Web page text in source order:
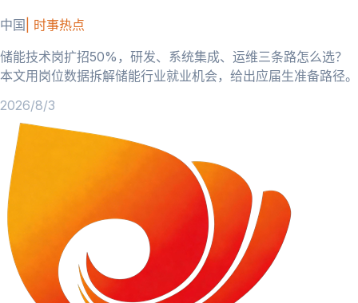
中国
时事热点
储能技术岗扩招50%，研发、系统集成、运维三条路怎么选？
本文用岗位数据拆解储能行业就业机会，给出应届生准备路径。
2026/8/3